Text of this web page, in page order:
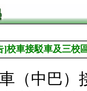
]校車接駁車及三校
（中巴）